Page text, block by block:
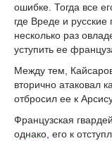
ошибке. Тогда все
где Вреде и
несколько раз
уступить ее
Между тем,
вторично атаковал
отбросил ее к
Французская
однако, его к